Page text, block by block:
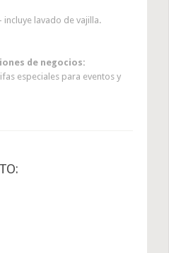
incluye lavado de vajilla.
de negocios:
especiales para eventos y